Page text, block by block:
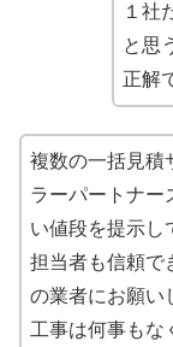
１社
と思
正解
複数の一括見積
ラーパートナー
い値段を提示し
担当者も信頼で
の業者にお願い
工事は何事もな